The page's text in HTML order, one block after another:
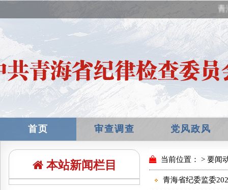
青
首页 审查调查 党风政风
本站新闻栏目